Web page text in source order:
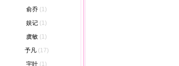
俞乔 (1)
娱记 (1)
虞敏 (1)
予凡 (17)
宇叶 (1)